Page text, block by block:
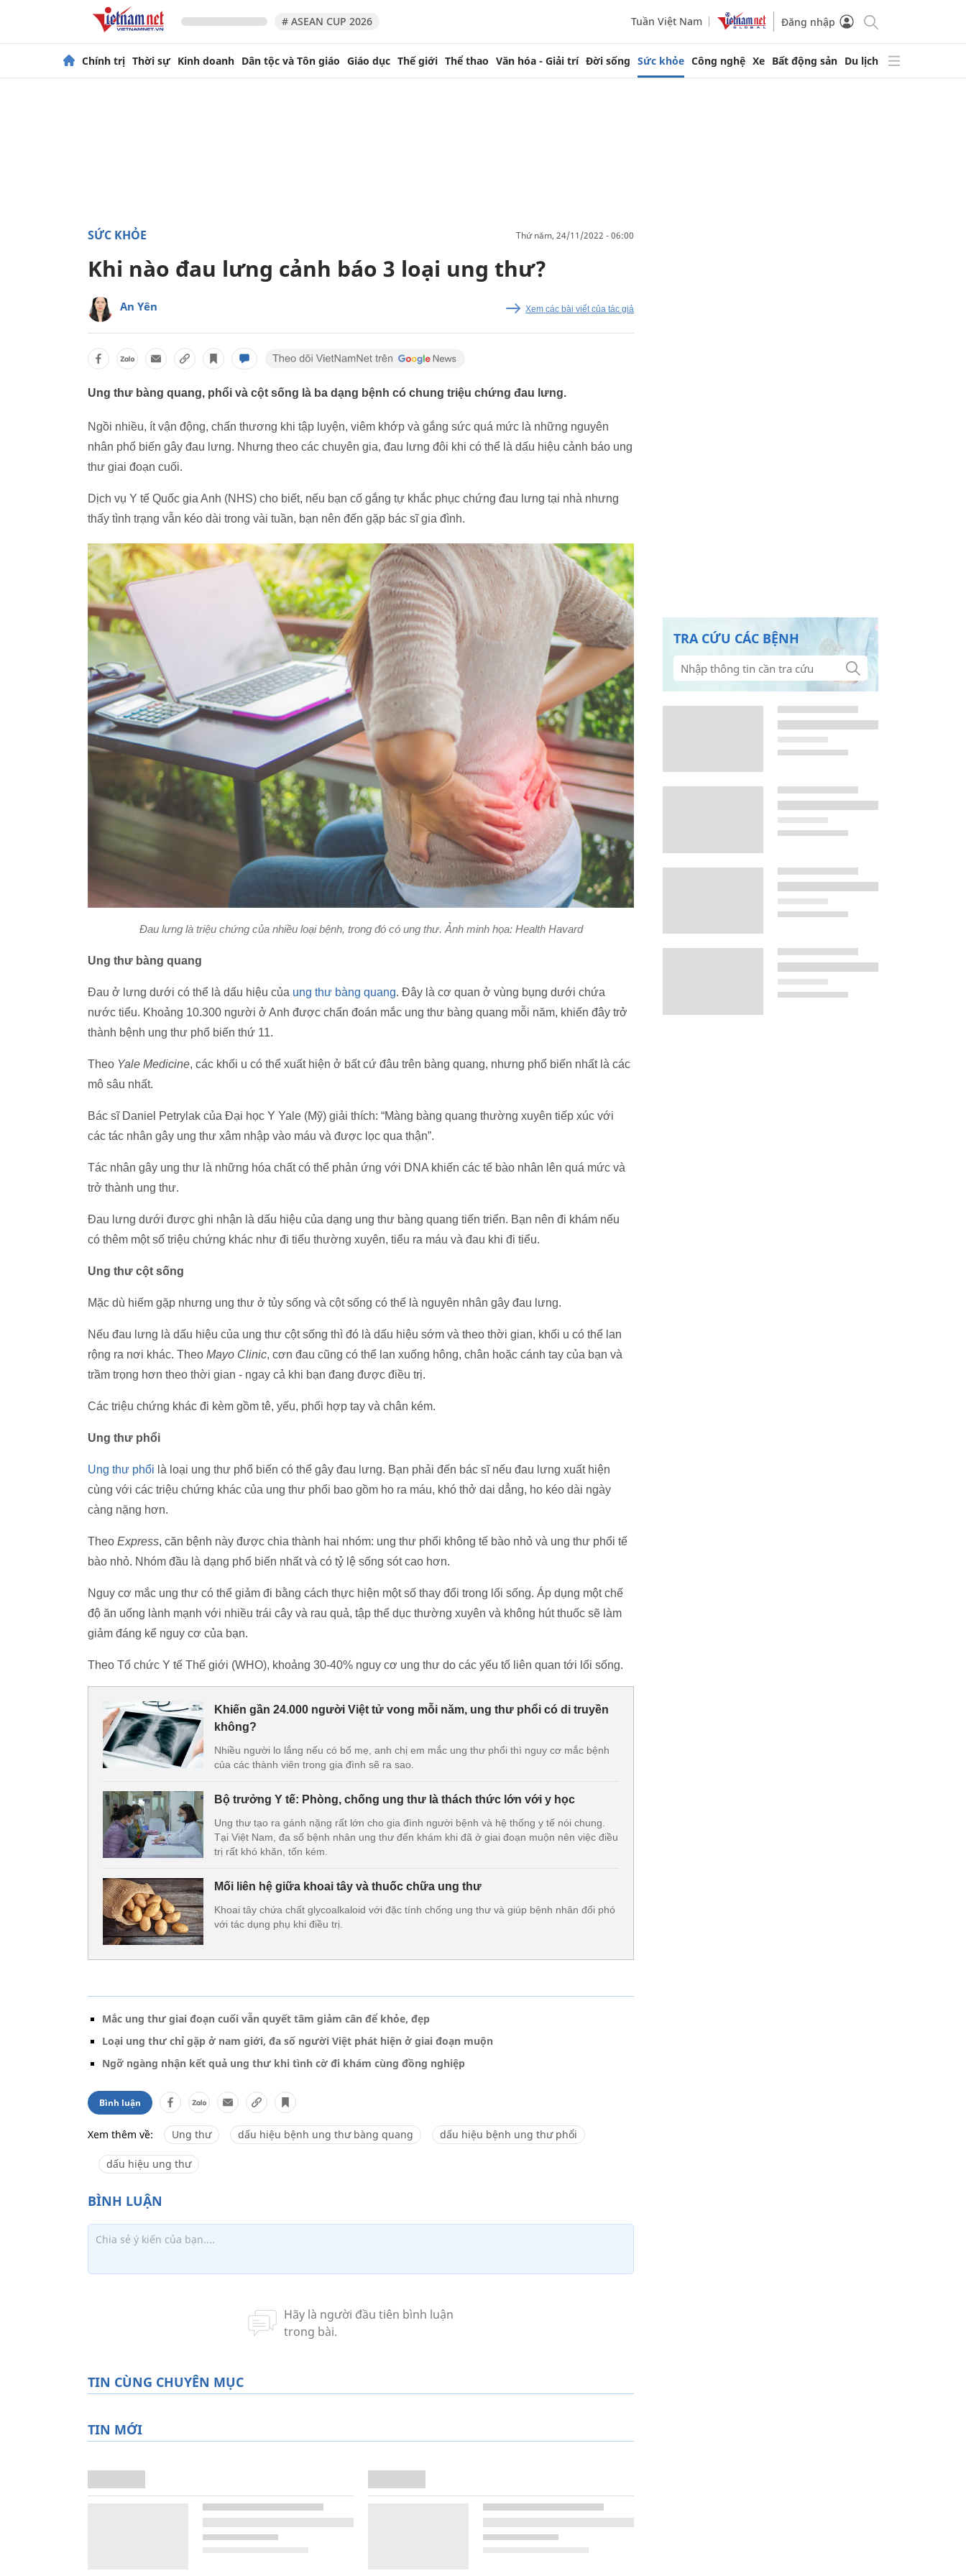
# ASEAN CUP 2026 Tuần Việt Nam Đăng nhập
Chính trị Thời sự Kinh doanh Dân tộc và Tôn giáo Giáo dục Thế giới Thể thao Văn hóa - Giải trí Đời sống Sức khỏe Công nghệ Xe Bất động sản Du lịch
SỨC KHỎE thứ năm, 24/11/2022 - 06:00
Khi nào đau lưng cảnh báo 3 loại ung thư?
An Yên Xem các bài viết của tác giả
Ung thư bàng quang, phổi và cột sống là ba dạng bệnh có chung triệu chứng đau lưng.
Ngồi nhiều, ít vận động, chấn thương khi tập luyện, viêm khớp và gắng sức quá mức là những nguyên
nhân phổ biến gây đau lưng. Nhưng theo các chuyên gia, đau lưng đôi khi có thể là dấu hiệu cảnh báo ung
thư giai đoạn cuối.
Dịch vụ Y tế Quốc gia Anh (NHS) cho biết, nếu bạn cố gắng tự khắc phục chứng đau lưng tại nhà nhưng
thấy tình trạng vẫn kéo dài trong vài tuần, bạn nên đến gặp bác sĩ gia đình.
Đau lưng là triệu chứng của nhiều loại bệnh, trong đó có ung thư. Ảnh minh họa: Health Havard
Ung thư bàng quang
Đau ở lưng dưới có thể là dấu hiệu của ung thư bàng quang. Đây là cơ quan ở vùng bụng dưới chứa
nước tiểu. Khoảng 10.300 người ở Anh được chẩn đoán mắc ung thư bàng quang mỗi năm, khiến đây trở
thành bệnh ung thư phổ biến thứ 11.
Theo Yale Medicine, các khối u có thể xuất hiện ở bất cứ đâu trên bàng quang, nhưng phổ biến nhất là các
mô sâu nhất.
Bác sĩ Daniel Petrylak của Đại học Y Yale (Mỹ) giải thích: “Màng bàng quang thường xuyên tiếp xúc với
các tác nhân gây ung thư xâm nhập vào máu và được lọc qua thận”.
Tác nhân gây ung thư là những hóa chất có thể phản ứng với DNA khiến các tế bào nhân lên quá mức và
trở thành ung thư.
Đau lưng dưới được ghi nhận là dấu hiệu của dạng ung thư bàng quang tiến triển. Bạn nên đi khám nếu
có thêm một số triệu chứng khác như đi tiểu thường xuyên, tiểu ra máu và đau khi đi tiểu.
Ung thư cột sống
Mặc dù hiếm gặp nhưng ung thư ở tủy sống và cột sống có thể là nguyên nhân gây đau lưng.
Nếu đau lưng là dấu hiệu của ung thư cột sống thì đó là dấu hiệu sớm và theo thời gian, khối u có thể lan
rộng ra nơi khác. Theo Mayo Clinic, cơn đau cũng có thể lan xuống hông, chân hoặc cánh tay của bạn và
trầm trọng hơn theo thời gian - ngay cả khi bạn đang được điều trị.
Các triệu chứng khác đi kèm gồm tê, yếu, phối hợp tay và chân kém.
Ung thư phổi
Ung thư phổi là loại ung thư phổ biến có thể gây đau lưng. Bạn phải đến bác sĩ nếu đau lưng xuất hiện
cùng với các triệu chứng khác của ung thư phổi bao gồm ho ra máu, khó thở dai dẳng, ho kéo dài ngày
càng nặng hơn.
Theo Express, căn bệnh này được chia thành hai nhóm: ung thư phổi không tế bào nhỏ và ung thư phổi tế
bào nhỏ. Nhóm đầu là dạng phổ biến nhất và có tỷ lệ sống sót cao hơn.
Nguy cơ mắc ung thư có thể giảm đi bằng cách thực hiện một số thay đổi trong lối sống. Áp dụng một chế
độ ăn uống lành mạnh với nhiều trái cây và rau quả, tập thể dục thường xuyên và không hút thuốc sẽ làm
giảm đáng kể nguy cơ của bạn.
Theo Tổ chức Y tế Thế giới (WHO), khoảng 30-40% nguy cơ ung thư do các yếu tố liên quan tới lối sống.
Khiến gần 24.000 người Việt tử vong mỗi năm, ung thư phổi có di truyền
không?
Nhiều người lo lắng nếu có bố mẹ, anh chị em mắc ung thư phổi thì nguy cơ mắc bệnh
của các thành viên trong gia đình sẽ ra sao.
Bộ trưởng Y tế: Phòng, chống ung thư là thách thức lớn với y học
Ung thư tạo ra gánh nặng rất lớn cho gia đình người bệnh và hệ thống y tế nói chung.
Tại Việt Nam, đa số bệnh nhân ung thư đến khám khi đã ở giai đoạn muộn nên việc điều
trị rất khó khăn, tốn kém.
Mối liên hệ giữa khoai tây và thuốc chữa ung thư
Khoai tây chứa chất glycoalkaloid với đặc tính chống ung thư và giúp bệnh nhân đối phó
với tác dụng phụ khi điều trị.
TRA CỨU CÁC BỆNH
Mắc ung thư giai đoạn cuối vẫn quyết tâm giảm cân để khỏe, đẹp
Loại ung thư chỉ gặp ở nam giới, đa số người Việt phát hiện ở giai đoạn muộn
Ngỡ ngàng nhận kết quả ung thư khi tình cờ đi khám cùng đồng nghiệp
Bình luận
Xem thêm về: Ung thư dấu hiệu bệnh ung thư bàng quang dấu hiệu bệnh ung thư phổi
dấu hiệu ung thư
TIN CÙNG CHUYÊN MỤC
TIN MỚI